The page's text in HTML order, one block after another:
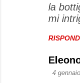
la
mi
4